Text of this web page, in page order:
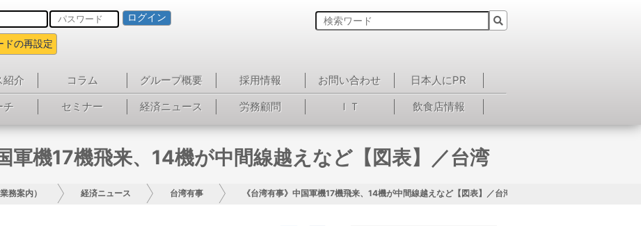
ログイン
ドの再設定
紹介 コラム グループ概要 採用情報 お問い合わせ
日本人にPR
チ セミナー 経済ニュース 労務顧問 ＩＴ 飲食店情報
軍機17機飛来、14機が中間線越えなど【図表】／台湾
務案内） 経済ニュース 台湾有事 《台湾有事》中国軍機17機飛来、14機が中間線越えなど【図表】／台湾